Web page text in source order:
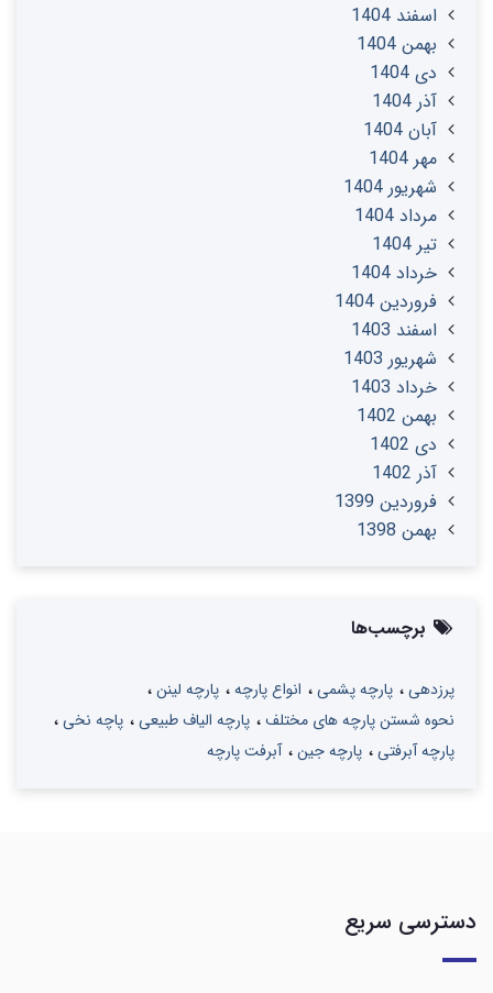
اسفند 1404
بهمن 1404
دی 1404
آذر 1404
آبان 1404
مهر 1404
شهریور 1404
مرداد 1404
تير 1404
خرداد 1404
فروردین 1404
اسفند 1403
شهریور 1403
خرداد 1403
بهمن 1402
دی 1402
آذر 1402
فروردین 1399
بهمن 1398
برچسب‌ها
پرزدهی پارچه پشمی انواع پارچه
پارچه لینن
نحوه شستن پارچه های مختلف
پارچه الیاف طبیعی
پاچه نخی
پارچه آبرفتی
پارچه جین آبرفت پارچه
دسترسی سریع